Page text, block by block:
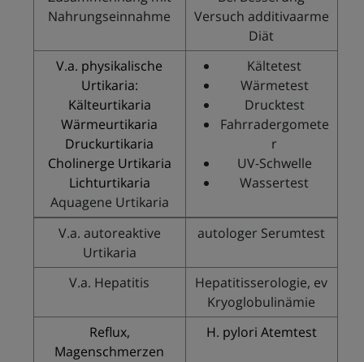
Nahrungseinnahme
Versuch additivaarme
Diät
V.a. physikalische
Urtikaria:
Kälteurtikaria
Wärmeurtikaria
Druckurtikaria
Cholinerge Urtikaria
Lichturtikaria
Aquagene Urtikaria
Kältetest
Wärmetest
Drucktest
Fahrradergomete
r
UV-Schwelle
Wassertest
V.a. autoreaktive
Urtikaria
autologer Serumtest
V.a. Hepatitis
Hepatitisserologie, ev
Kryoglobulinämie
Reflux,
Magenschmerzen
H. pylori Atemtest